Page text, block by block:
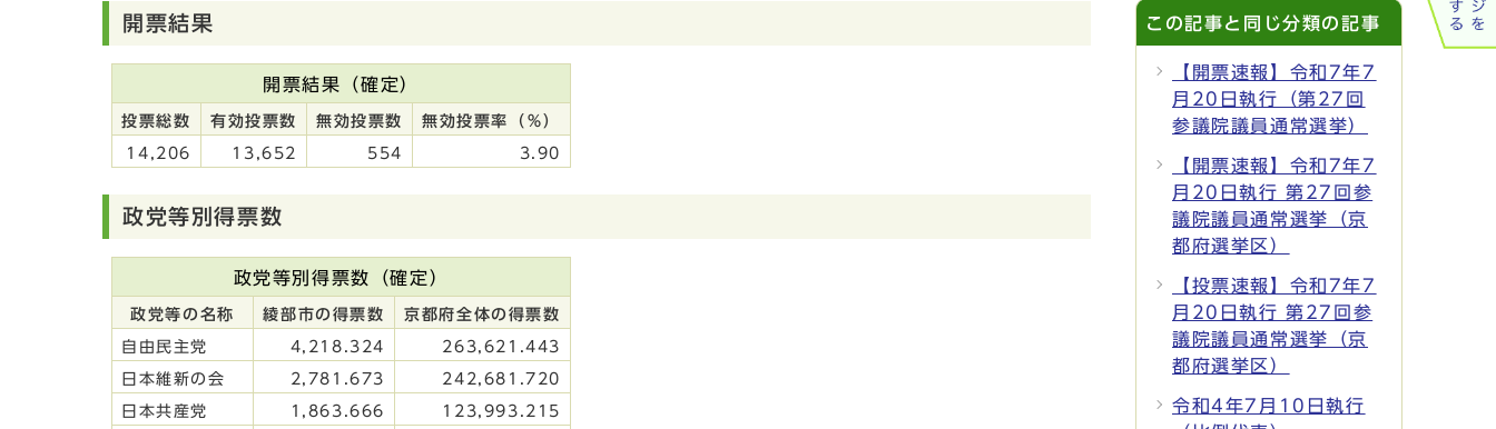
開票結果
開票結果（確定）
投票総数 有効投票数 無効投票数 無効投票率（％）
14,206 13,652 554 3.90
政党等別得票数
政党等別得票数（確定）
政党等の名称 綾部市の得票数 京都府全体の得票数
自由民主党 4,218.324 263,621.443
日本維新の会 2,781.673 242,681.720
日本共産党 1,863.666 123,993.215
この記事と同じ分類の記事
【開票速報】令和7年7
月20日執行（第27回
参議院議員通常選挙）
【開票速報】令和7年7
月20日執行 第27回参
議院議員通常選挙（京
都府選挙区）
【投票速報】令和7年7
月20日執行 第27回参
議院議員通常選挙（京
都府選挙区）
令和4年7月10日執行